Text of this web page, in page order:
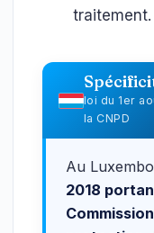
traitement.
loi du 1er
la CNPD
Au
2018